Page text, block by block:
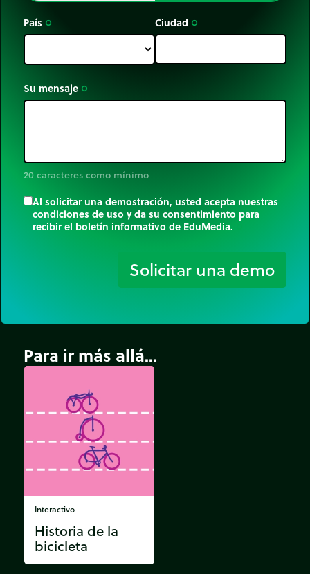
País trip_origin Ciudad trip_origin
Su mensaje trip_origin
20 caracteres como mínimo
Al solicitar una demostración, usted acepta nuestras
condiciones de uso y da su consentimiento para
recibir el boletín informativo de EduMedia.
Solicitar una demo
Para ir más allá...
Interactivo
Historia de la
bicicleta